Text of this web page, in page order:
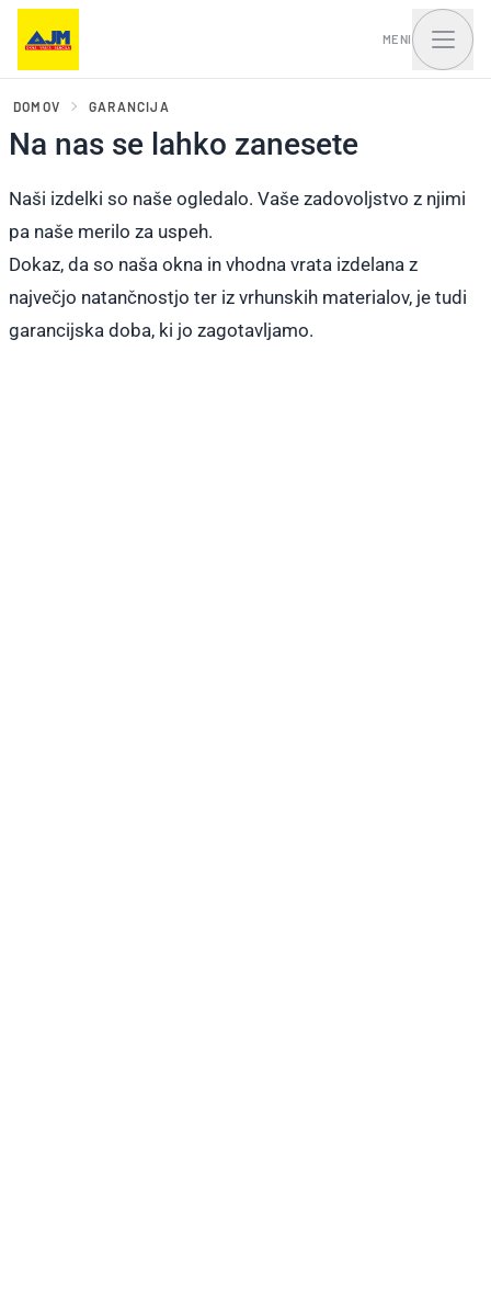
MENI
in drsni sistemi
DOMOV GARANCIJA
Na nas se lahko zanesete
Naši izdelki so naše ogledalo. Vaše zadovoljstvo z njimi
pa naše merilo za uspeh.
Dokaz, da so naša okna in vhodna vrata izdelana z
največjo natančnostjo ter iz vrhunskih materialov, je tudi
garancijska doba, ki jo zagotavljamo.